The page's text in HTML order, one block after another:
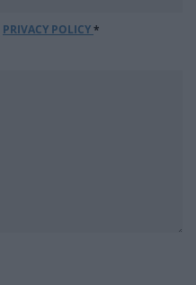
PRIVACY POLICY*